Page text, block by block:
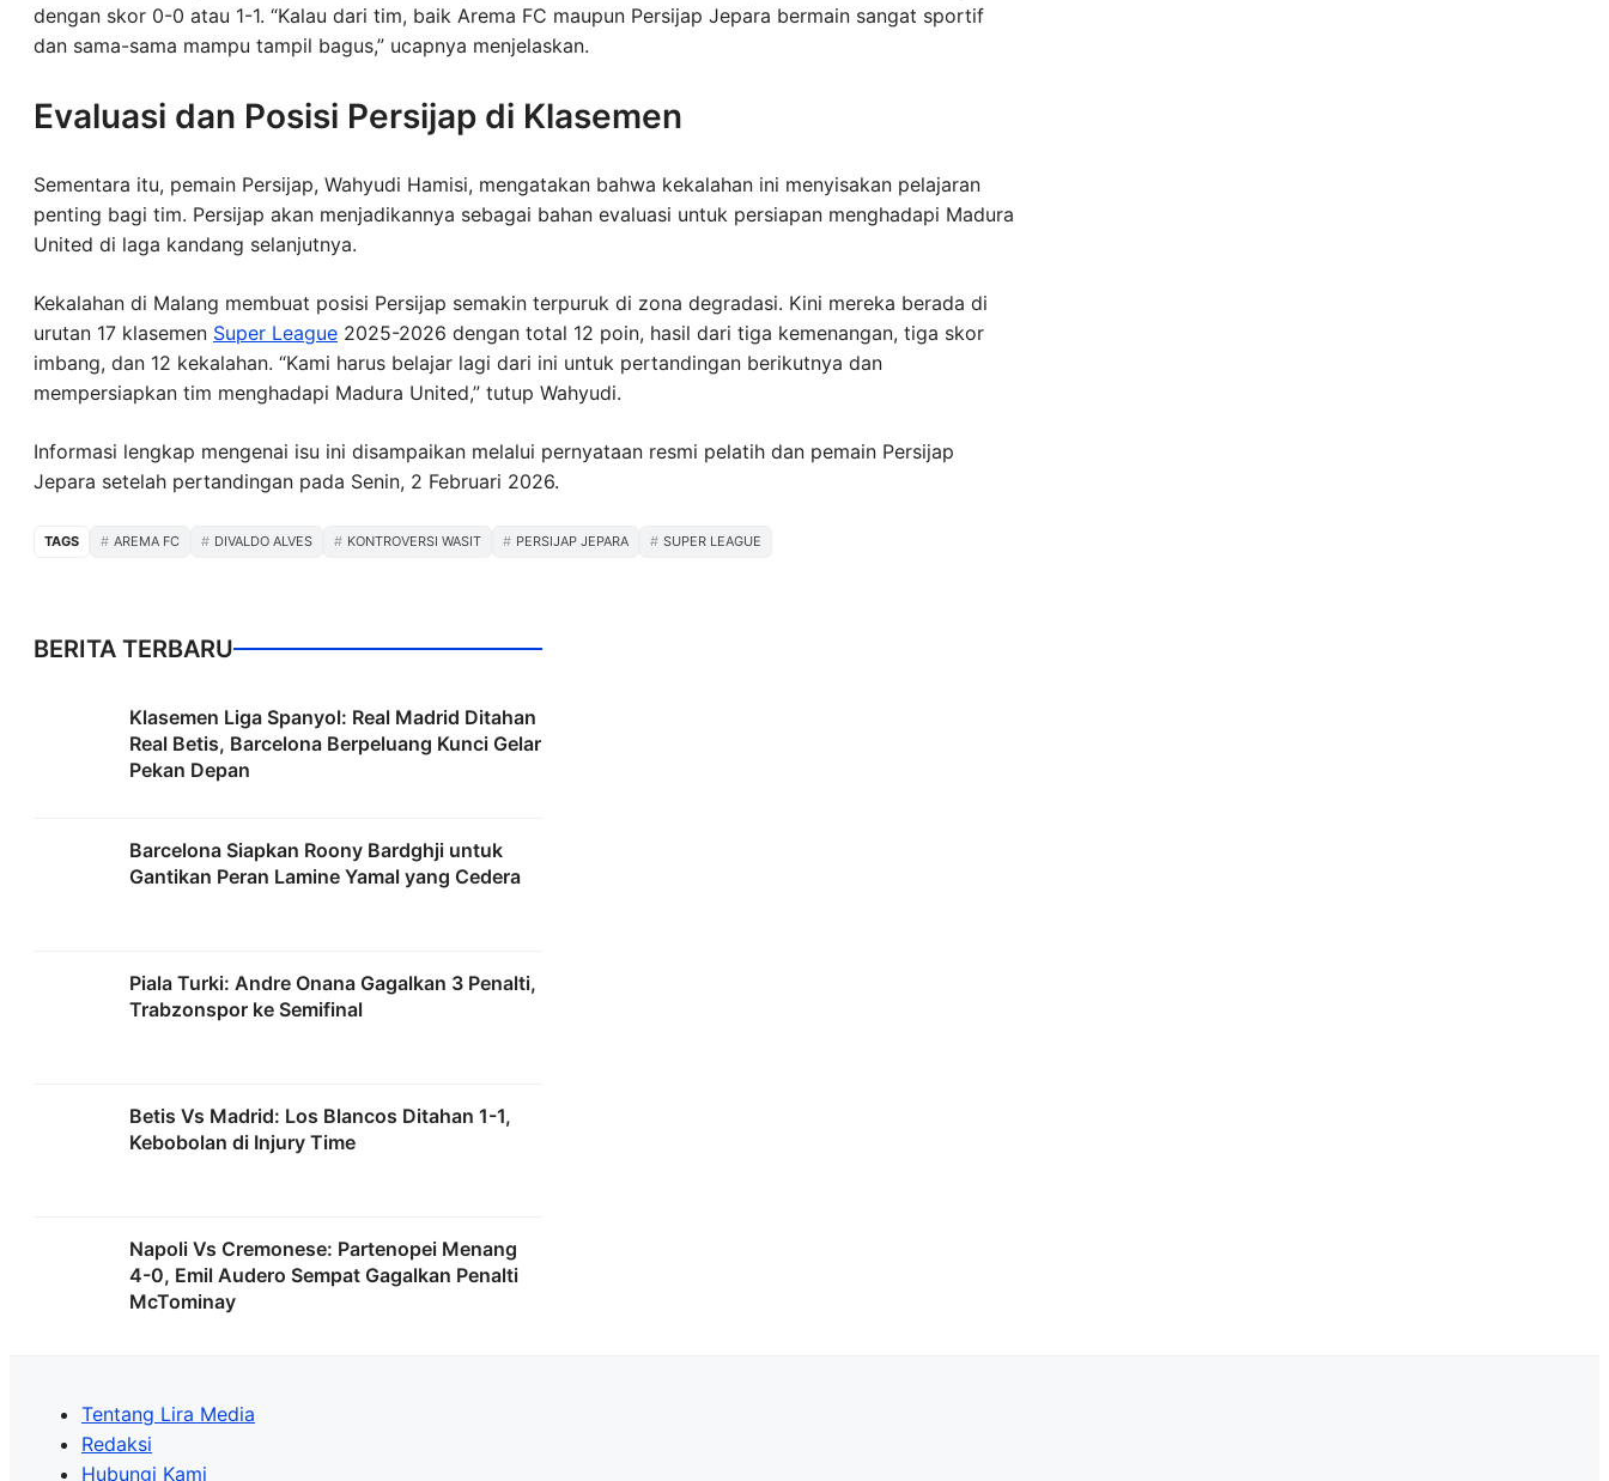
dengan skor 0-0 atau 1-1. “Kalau dari tim, baik Arema FC maupun Persijap Jepara bermain sangat sportif
dan sama-sama mampu tampil bagus,” ucapnya menjelaskan.
Evaluasi dan Posisi Persijap di Klasemen
Sementara itu, pemain Persijap, Wahyudi Hamisi, mengatakan bahwa kekalahan ini menyisakan pelajaran
penting bagi tim. Persijap akan menjadikannya sebagai bahan evaluasi untuk persiapan menghadapi Madura
United di laga kandang selanjutnya.
Kekalahan di Malang membuat posisi Persijap semakin terpuruk di zona degradasi. Kini mereka berada di
urutan 17 klasemen Super League 2025-2026 dengan total 12 poin, hasil dari tiga kemenangan, tiga skor
imbang, dan 12 kekalahan. “Kami harus belajar lagi dari ini untuk pertandingan berikutnya dan
mempersiapkan tim menghadapi Madura United,” tutup Wahyudi.
Informasi lengkap mengenai isu ini disampaikan melalui pernyataan resmi pelatih dan pemain Persijap
Jepara setelah pertandingan pada Senin, 2 Februari 2026.
TAGS AREMA FC DIVALDO ALVES KONTROVERSI WASIT PERSIJAP JEPARA SUPER LEAGUE
BERITA TERBARU
Klasemen Liga Spanyol: Real Madrid Ditahan
Real Betis, Barcelona Berpeluang Kunci Gelar
Pekan Depan
Barcelona Siapkan Roony Bardghji untuk
Gantikan Peran Lamine Yamal yang Cedera
Piala Turki: Andre Onana Gagalkan 3 Penalti,
Trabzonspor ke Semifinal
Betis Vs Madrid: Los Blancos Ditahan 1-1,
Kebobolan di Injury Time
Napoli Vs Cremonese: Partenopei Menang
4-0, Emil Audero Sempat Gagalkan Penalti
McTominay
Tentang Lira Media
Redaksi
Hubungi Kami